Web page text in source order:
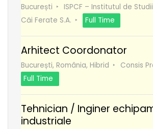
București
ISPCF – Institutul de
Căi Ferate S.A.
Full Time
Arhitect Coordonator
București, România, Hibrid
Consis
Full Time
Tehnician / Inginer
industriale